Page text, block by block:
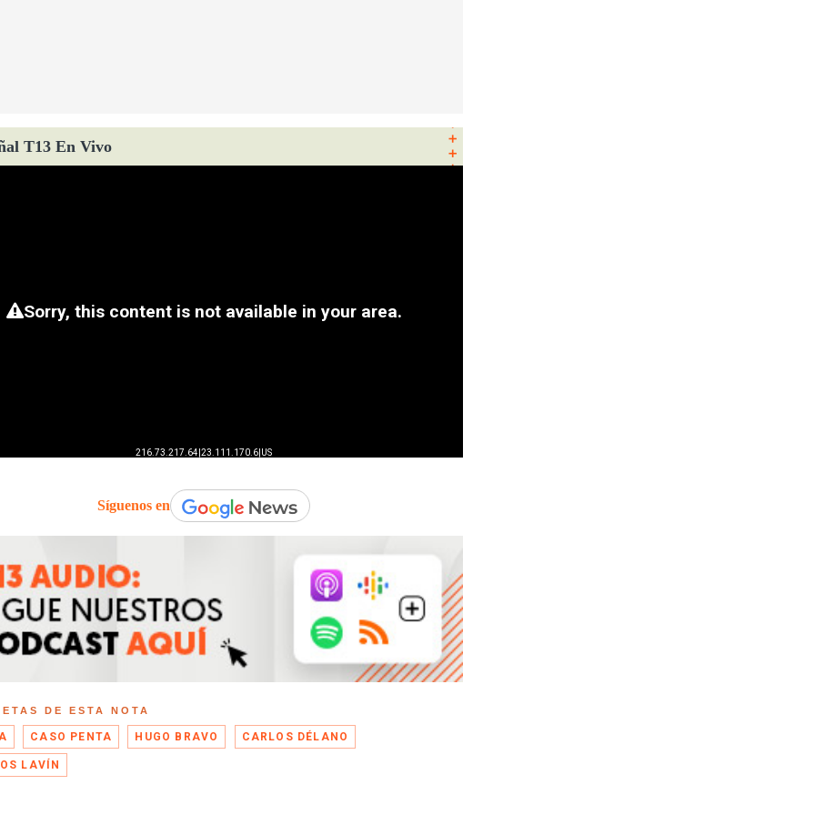
T13 En Vivo
Síguenos en
DE ESTA NOTA
CASO PENTA HUGO BRAVO CARLOS DÉLANO
LAVÍN